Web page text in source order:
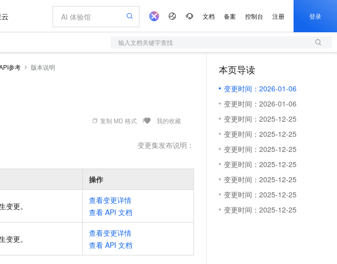
文档 备案 控制台 注册 登录
输入文档关键字查找
参考 版本说明
复制 MD 格式 我的收藏
变更集发布说明：
操作
变更。
查看变更详情
查看 API 文档
变更。
查看变更详情
查看 API 文档
本页导读
变更时间：2026-01-06
变更时间：2026-01-06
变更时间：2025-12-25
变更时间：2025-12-25
变更时间：2025-12-25
变更时间：2025-12-25
变更时间：2025-12-25
变更时间：2025-12-25
变更时间：2025-12-25
程编程与推理利器 让文字生成流畅细腻的高质量视频
HappyHorse-1.1-I2V
图生视频，流畅自然，细节丰富
Wan2.7-T2V
语音识别与合成
Qwen3-TTS-Flash
理服务
ACK
全托管，含MySQL、PostgreSQL、SQL Server、MariaDB多引擎
面向真实软件的智能体编程平台
云原生数据库 PolarDB
云防火墙
云原生的云上边界网络安全防护产品
轻量应用服务器
数字证书管理服务（原SSL证书）
实现全站HTTPS，呈现可信的WEB访问
短信服务
大数据开发治理平台 DataWorks
步到位
开源旗舰模型
用越聪明
打造工程团队
专属 AI 工程团队
轻松解锁专属 DeepSeek-V4-Pro
5 分钟轻松部署专属 QwenPaw
从聊天伙伴进化为能主动干活的本地数字员工
低代码高效构建企业门户网站
一句话生成原生可编辑精美 PPT 文稿
输入一句话想法, 轻松生成专业的 PPT
一键部署幻兽帕鲁游戏服务器 HOT
一键购买专属联机服务器，轻松开启游戏
漫剧工坊：一站式动画创作平台
快速生产连贯的高质量长漫剧
10 分钟搭建微信、支付宝小程序
高效部署网站，快速应用到小程序
划
加速一人公司成长
，限时加量 10 倍，夜间低至2折
分加倍
常办公高频场景
元/月
3.8-Max
TokenPlan 客户专享
AI 场景体验
从图文生成到视频创作，一键激活电商全链路生产力
图文、视频一站生成，高效打造优质广告素材
AI 建站
0 代码专业建站，无忧落地极速上线
AI 短剧/漫剧
AI助力短剧漫剧创作，剧本、分镜、视频高效生成
AI 办公
AI智能应用，一键激活高效办公新体验
AI 活动
AI 生产力先锋
先锋实践拓展 AI 生产力的边界
飞天发布时刻
所见，即是所愿
AI 实训营
从基础到进阶，Agent 创客手把手教你
创新加速
覆盖90%+业务场景，专享组合折扣价
红利
配置报价器
阿里云 OPC 创新助力计划
Token 补贴，五大权
益加速 OPC 成功
基础软件
全能环境
WordPress
Ubuntu
Red Hat
专业服务
公司注册
上云迁移
代维服务
产品伙伴合作计划
Salesforce On Alibaba Cloud ISV 合作
成为服务伙伴
服务生态伙伴
服务伙伴合作计划
Al MaaS 服务伙伴赋能合作
伙伴信用分合作计划
更多支持
合作伙伴培训与认证
查询合作伙伴
登录合作伙伴管理后台
阿里云认证
健康状态
开发者社区
镜像站
我要反馈
我要建议
我要投诉
市场活动
魔搭 ModelScope
高校合作
云工开物
科研合作
加入我们
校园招聘